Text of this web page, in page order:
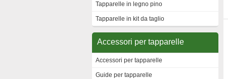
Tapparelle in legno pino
Tapparelle in kit da taglio
Accessori per tapparelle
Accessori per tapparelle
Guide per tapparelle